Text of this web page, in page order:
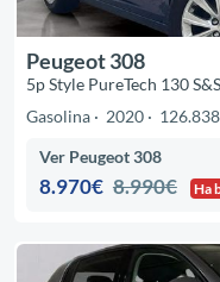
Peugeot 308
5p Style PureTech 130
Gasolina
2020
Ver Peugeot 308
8.970€ 8.990€ Ha